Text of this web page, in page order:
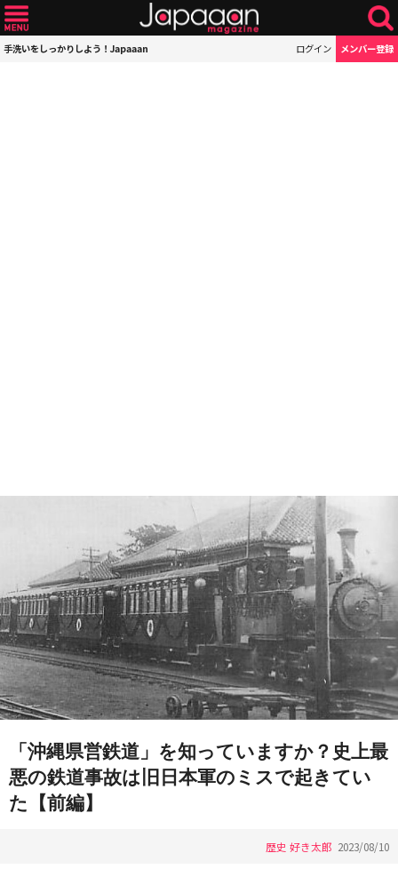
手洗いをしっかりしよう！Japaaan ログイン メンバー登録
「沖縄県営鉄道」を知っていますか？史上最
悪の鉄道事故は旧日本軍のミスで起きてい
た【前編】
歴史 好き太郎 2023/08/10